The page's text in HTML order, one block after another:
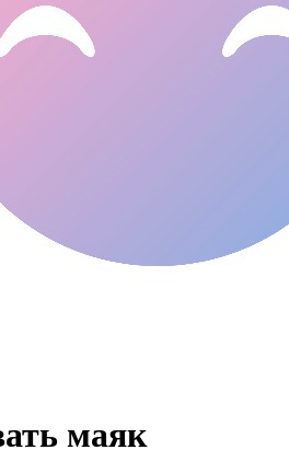
маяк